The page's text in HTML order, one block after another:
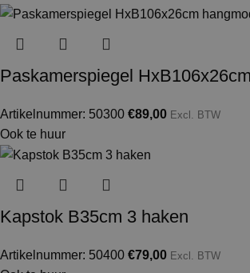
Paskamerspiegel HxB106x26cm
Artikelnummer: 50300 €89,00 Excl. BTW
Ook te huur
Kapstok B35cm 3 haken
Artikelnummer: 50400 €79,00 Excl. BTW